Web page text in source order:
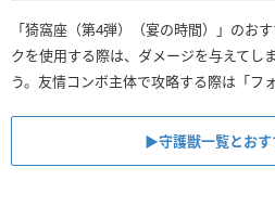
「猗窩座（第4弾）（宴の時間）」のお
クを使用する際は、ダメージを与えてし
う。友情コンボ主体で攻略する際は「フ
▶︎守護獣一覧とおす